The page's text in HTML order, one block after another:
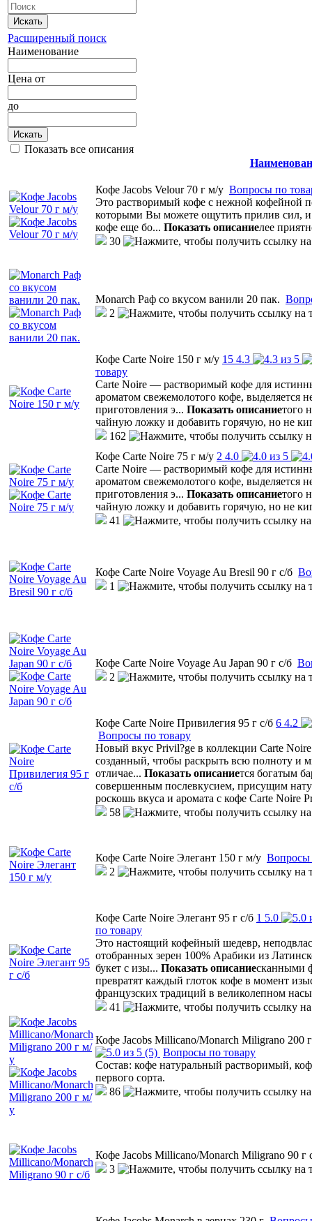
Искать
Расширенный поиск
Наименование
Цена от
до
Искать
Показать все описания
Кофе Jacobs Velour 70 г м/у Вопросы по
Это растворимый кофе с нежной кофейной
которыми Вы можете ощутить прилив сил,
кофе еще бо... Показать описаниелее
30
Monarch Раф со вкусом ванили 20 пак.
2
Кофе Carte Noire 150 г м/у 15 4.3
товару
Carte Noire — растворимый кофе для
ароматом свежемолотого кофе, выделяется
приготовления э... Показать описаниетого
чайную ложку и добавить горячую, но не
162
Кофе Carte Noire 75 г м/у 2 4.0
Carte Noire — растворимый кофе для
ароматом свежемолотого кофе, выделяется
приготовления э... Показать описаниетого
чайную ложку и добавить горячую, но не
41
Кофе Carte Noire Voyage Au Bresil 90 г с/б
1
Кофе Carte Noire Voyage Au Japan 90 г с/б
2
Кофе Carte Noire Привилегия 95 г с/б 6 4.2
Вопросы по товару
Новый вкус Privil?ge в коллекции Carte
созданный, чтобы раскрыть всю полноту и
отличае... Показать описаниется богатым
совершенным послевкусием, присущим
роскошь вкуса и аромата с кофе Carte Noire
58
Кофе Carte Noire Элегант 150 г м/у Вопросы
2
Кофе Carte Noire Элегант 95 г с/б 1 5.0
по товару
Это настоящий кофейный шедевр,
отобранных зерен 100% Арабики из
букет с изы... Показать описаниесканными
превратят каждый глоток кофе в момент
французских традиций в великолепном
41
Кофе Jacobs Millicano/Monarch Miligrano 200
(5) Вопросы по товару
Состав: кофе натуральный растворимый,
первого сорта.
86
Кофе Jacobs Millicano/Monarch Miligrano 90 г
3